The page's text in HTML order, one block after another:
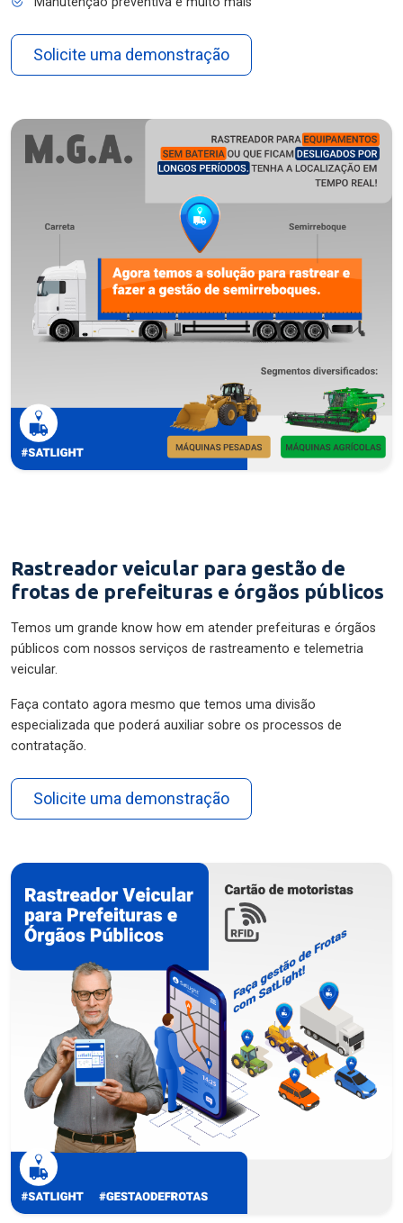
Solicite uma demonstração
Rastreador veicular para gestão de
frotas de prefeituras e órgãos públicos
Temos um grande know how em atender prefeituras e órgãos
públicos com nossos serviços de rastreamento e telemetria
veicular.
Faça contato agora mesmo que temos uma divisão
especializada que poderá auxiliar sobre os processos de
contratação.
Solicite uma demonstração